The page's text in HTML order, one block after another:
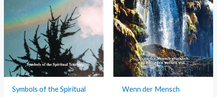
Symbols of the Spiritual
Wenn der Mensch